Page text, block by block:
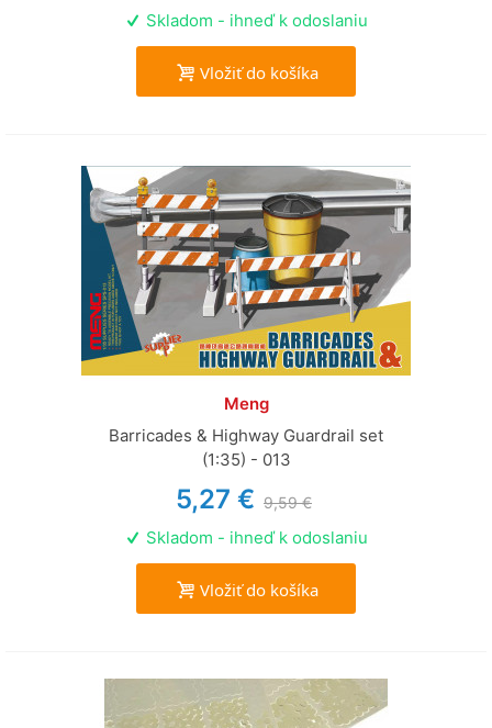
Skladom - ihneď k odoslaniu
Vložiť do košíka
Meng
Barricades & Highway Guardrail set
(1:35) - 013
5,27 € 9,59 €
Skladom - ihneď k odoslaniu
Vložiť do košíka